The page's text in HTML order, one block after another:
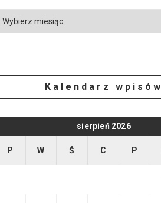
Kalendarz wpisów
sierpień 2026
P W Ś C P